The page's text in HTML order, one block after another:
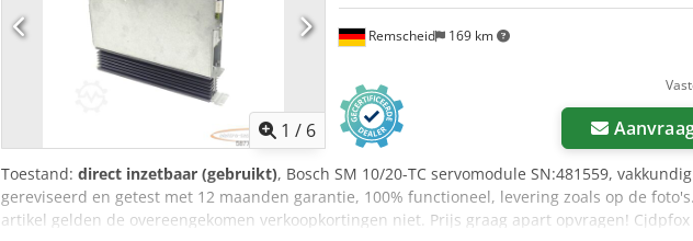
1 / 6
Remscheid 169 km
Toestand: direct inzetbaar (gebruikt), Bosch SM 10/20-TC servomodule SN:481559,
gereviseerd en getest met 12 maanden garantie, 100% functioneel, levering zoals op de
artikel gelden de overeengekomen verkoopkortingen niet. Prijs graag apart opvragen! Cjdpfox